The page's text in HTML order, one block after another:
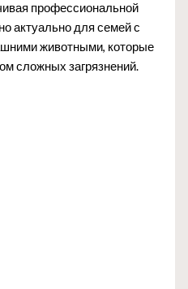
профессиональной
актуально для семей с
животными, которые
сложных загрязнений.